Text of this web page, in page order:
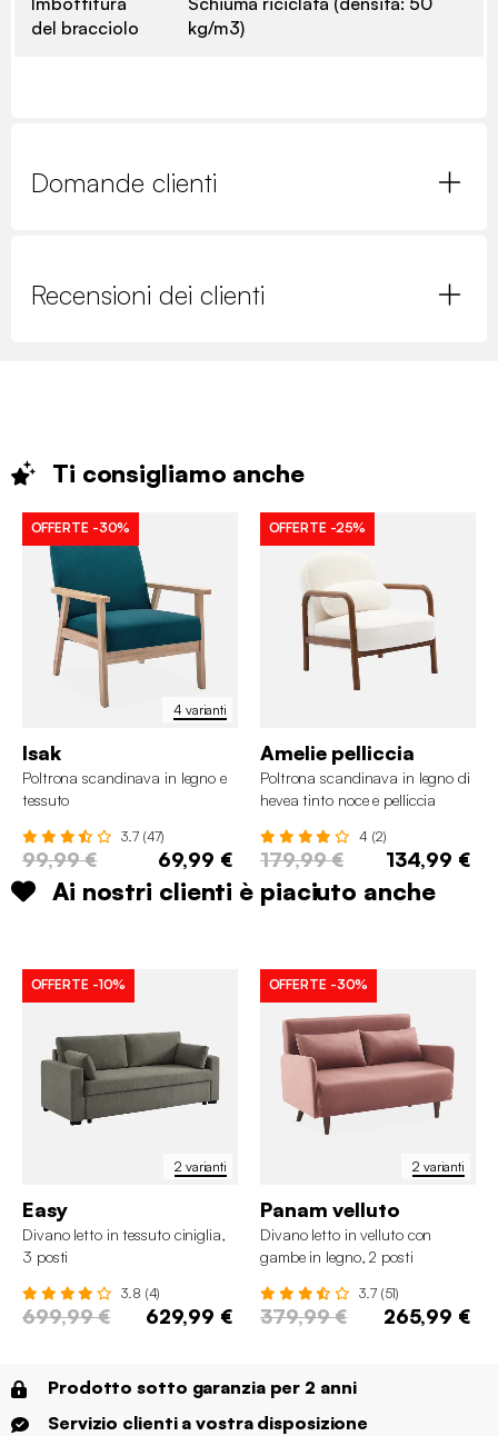
del bracciolo
kg/m3)
Domande clienti
Recensioni dei clienti
Ti consigliamo anche
4 varianti
OFFERTE -30%
Isak
Poltrona scandinava in legno e
tessuto
3.7 (47)
99,99 € 69,99 €
OFFERTE -25%
Amelie pelliccia
Poltrona scandinava in legno di
hevea tinto noce e pelliccia
4 (2)
179,99 € 134,99 €
Ai nostri clienti è piaciuto anche
2 varianti
OFFERTE -10%
Easy
Divano letto in tessuto ciniglia,
3 posti
3.8 (4)
699,99 € 629,99 €
2 varianti
OFFERTE -30%
Panam velluto
Divano letto in velluto con
gambe in legno, 2 posti
3.7 (51)
379,99 € 265,99 €
Prodotto sotto garanzia per 2 anni
Servizio clienti a vostra disposizione